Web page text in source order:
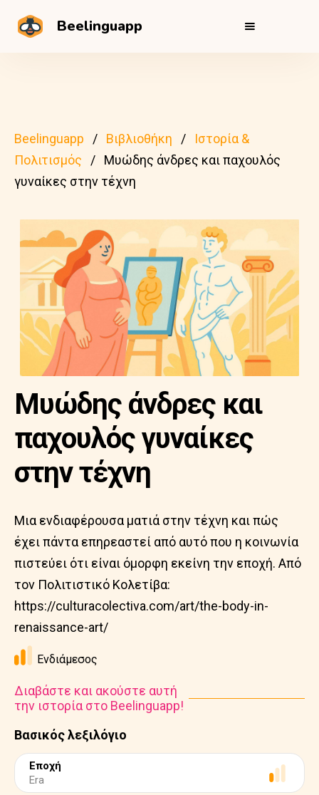
Beelinguapp
Beelinguapp Βιβλιοθήκη
Ιστορία &
Πολιτισμός
Μυώδης άνδρες και παχουλός
γυναίκες στην τέχνη
Βασικός λεξιλόγιο
Εποχή
Era
Μυώδης άνδρες και
παχουλός γυναίκες
στην τέχνη
Μια ενδιαφέρουσα ματιά στην τέχνη και πώς
έχει πάντα επηρεαστεί από αυτό που η κοινωνία
πιστεύει ότι είναι όμορφη εκείνη την εποχή. Από
τον Πολιτιστικό Κολετίβα:
https://culturacolectiva.com/art/the-body-in-
renaissance-art/
Ενδιάμεσος
Διαβάστε και ακούστε αυτή
την ιστορία στο Beelinguapp!